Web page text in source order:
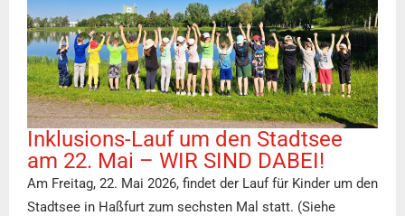
Inklusions-Lauf um den Stadtsee
am 22. Mai – WIR SIND DABEI!
Am Freitag, 22. Mai 2026, findet der Lauf für Kinder um den
Stadtsee in Haßfurt zum sechsten Mal statt. (Siehe